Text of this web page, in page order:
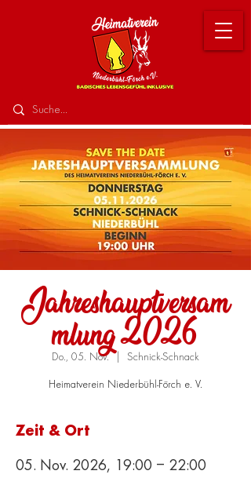
Jahreshauptversam
mlung 2026
Do., 05. Nov.
  |
Schnick-Schnack
Heimatverein Niederbühl-Förch e. V.
Zeit & Ort
05. Nov. 2026, 19:00 – 22:00